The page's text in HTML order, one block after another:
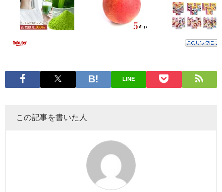
LINE
この記事を書いた人